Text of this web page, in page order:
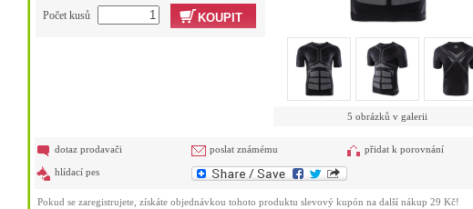
KOUPIT
Počet kusů
5 obrázků v galerii
dotaz prodavači poslat známému přidat k porovnání
hlídací pes
Pokud se zaregistrujete, získáte objednávkou tohoto produktu slevový kupón na další nákup 29 Kč!